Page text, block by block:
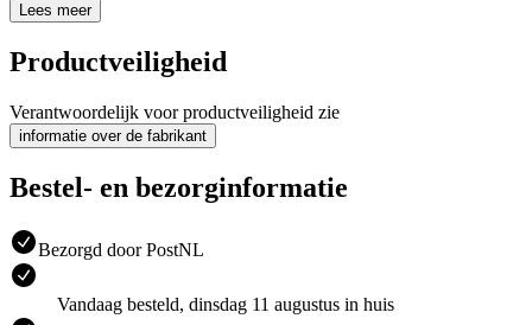
Lees meer
Productveiligheid
Verantwoordelijk voor productveiligheid zie
informatie over de fabrikant
Bestel- en bezorginformatie
Bezorgd door PostNL
Vandaag besteld, dinsdag 11 augustus in huis